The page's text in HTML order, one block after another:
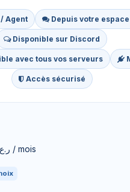
Agent Depuis votre
Disponible sur Discord
avec tous vos serveurs
Accès sécurisé
ر.ع.‏ / mois